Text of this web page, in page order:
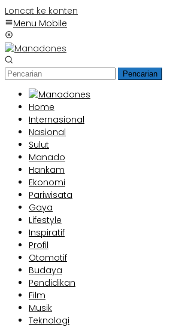
Loncat ke konten
Menu Mobile
Pencarian
Home
Internasional
Nasional
Sulut
Manado
Hankam
Ekonomi
Pariwisata
Gaya
Lifestyle
Inspiratif
Profil
Otomotif
Budaya
Pendidikan
Film
Musik
Teknologi